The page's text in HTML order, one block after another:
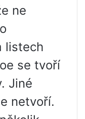
ne
listech
se tvoří
Jiné
netvoří.